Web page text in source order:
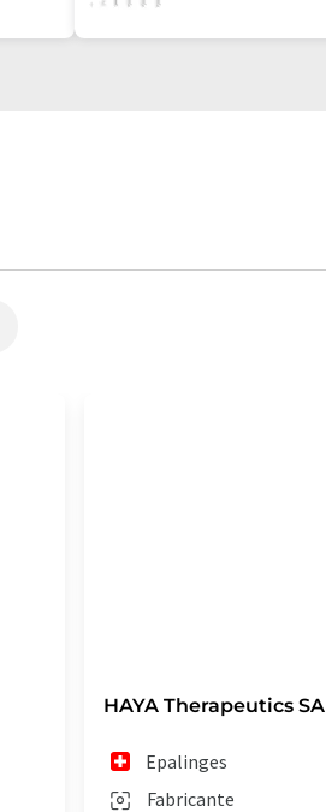
HAYA Therapeutics SA
Fabricante
Epalinges